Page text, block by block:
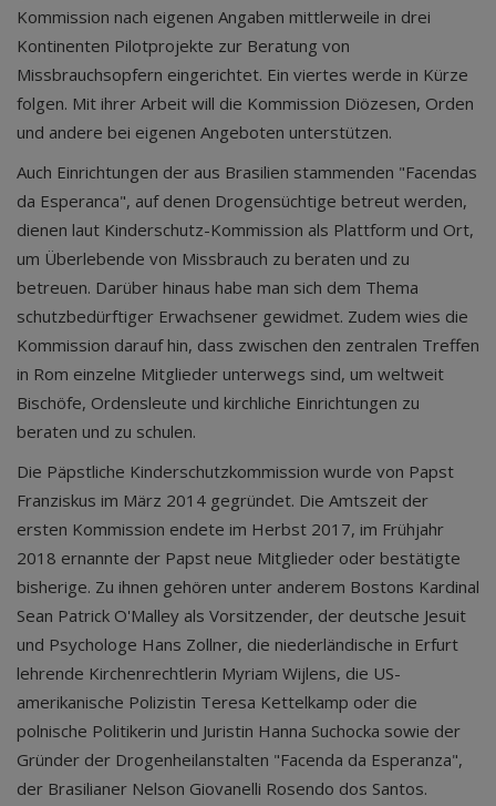
Kommission nach eigenen Angaben mittlerweile in drei
Kontinenten Pilotprojekte zur Beratung von
Missbrauchsopfern eingerichtet. Ein viertes werde in Kürze
folgen. Mit ihrer Arbeit will die Kommission Diözesen, Orden
und andere bei eigenen Angeboten unterstützen.
Auch Einrichtungen der aus Brasilien stammenden "Facendas
da Esperanca", auf denen Drogensüchtige betreut werden,
dienen laut Kinderschutz-Kommission als Plattform und Ort,
um Überlebende von Missbrauch zu beraten und zu
betreuen. Darüber hinaus habe man sich dem Thema
schutzbedürftiger Erwachsener gewidmet. Zudem wies die
Kommission darauf hin, dass zwischen den zentralen Treffen
in Rom einzelne Mitglieder unterwegs sind, um weltweit
Bischöfe, Ordensleute und kirchliche Einrichtungen zu
beraten und zu schulen.
Die Päpstliche Kinderschutzkommission wurde von Papst
Franziskus im März 2014 gegründet. Die Amtszeit der
ersten Kommission endete im Herbst 2017, im Frühjahr
2018 ernannte der Papst neue Mitglieder oder bestätigte
bisherige. Zu ihnen gehören unter anderem Bostons Kardinal
Sean Patrick O'Malley als Vorsitzender, der deutsche Jesuit
und Psychologe Hans Zollner, die niederländische in Erfurt
lehrende Kirchenrechtlerin Myriam Wijlens, die US-
amerikanische Polizistin Teresa Kettelkamp oder die
polnische Politikerin und Juristin Hanna Suchocka sowie der
Gründer der Drogenheilanstalten "Facenda da Esperanza",
der Brasilianer Nelson Giovanelli Rosendo dos Santos.